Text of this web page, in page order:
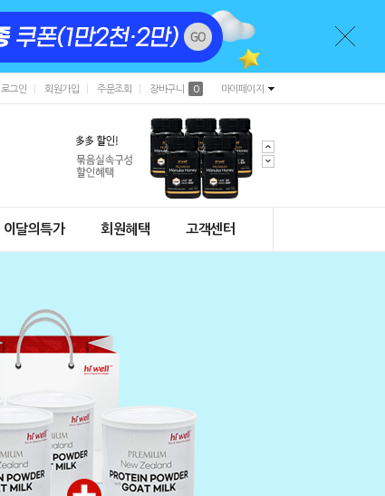
로그인 회원가입 주문조회 장바구니 0 마이페이지
이달의특가 회원혜택 고객센터